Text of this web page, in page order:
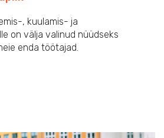
, kuulamis- ja
on välja valinud nüüdseks
enda töötajad.